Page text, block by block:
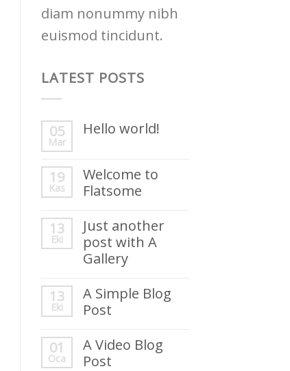
diam nonummy nibh
euismod tincidunt.
LATEST POSTS
05
Mar
Hello world!
19
Kas
Welcome to
Flatsome
13
Eki
Just another
post with A
Gallery
13
Eki
A Simple Blog
Post
01
Oca
A Video Blog
Post